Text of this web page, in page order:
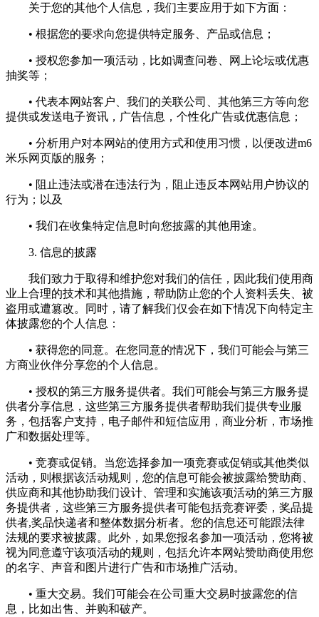
关于您的其他个人信息，我们主要应用于如下方面：
• 根据您的要求向您提供特定服务、产品或信息；
• 授权您参加一项活动，比如调查问卷、网上论坛或优惠
抽奖等；
• 代表本网站客户、我们的关联公司、其他第三方等向您
提供或发送电子资讯，广告信息，个性化广告或优惠信息；
• 分析用户对本网站的使用方式和使用习惯，以便改进m6
米乐网页版的服务；
• 阻止违法或潜在违法行为，阻止违反本网站用户协议的
行为；以及
• 我们在收集特定信息时向您披露的其他用途。
3. 信息的披露
我们致力于取得和维护您对我们的信任，因此我们使用商
业上合理的技术和其他措施，帮助防止您的个人资料丢失、被
盗用或遭篡改。同时，请了解我们仅会在如下情况下向特定主
体披露您的个人信息：
• 获得您的同意。在您同意的情况下，我们可能会与第三
方商业伙伴分享您的个人信息。
• 授权的第三方服务提供者。我们可能会与第三方服务提
供者分享信息，这些第三方服务提供者帮助我们提供专业服
务，包括客户支持，电子邮件和短信应用，商业分析，市场推
广和数据处理等。
• 竞赛或促销。当您选择参加一项竞赛或促销或其他类似
活动，则根据该活动规则，您的信息可能会被披露给赞助商、
供应商和其他协助我们设计、管理和实施该项活动的第三方服
务提供者，这些第三方服务提供者可能包括竞赛评委，奖品提
供者,奖品快递者和整体数据分析者。您的信息还可能跟法律
法规的要求被披露。此外，如果您报名参加一项活动，您将被
视为同意遵守该项活动的规则，包括允许本网站赞助商使用您
的名字、声音和图片进行广告和市场推广活动。
• 重大交易。我们可能会在公司重大交易时披露您的信
息，比如出售、并购和破产。